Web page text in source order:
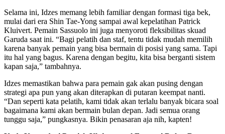
Selama ini, Idzes memang lebih familiar dengan formasi tiga bek,
mulai dari era Shin Tae-Yong sampai awal kepelatihan Patrick
Kluivert. Pemain Sassuolo ini juga menyoroti fleksibilitas skuad
Garuda saat ini. “Bagi pelatih dan staf, tentu tidak mudah memilih
karena banyak pemain yang bisa bermain di posisi yang sama. Tapi
itu hal yang bagus. Karena dengan begitu, kita bisa berganti sistem
kapan saja,” tambahnya.
Idzes memastikan bahwa para pemain gak akan pusing dengan
strategi apa pun yang akan diterapkan di putaran keempat nanti.
“Dan seperti kata pelatih, kami tidak akan terlalu banyak bicara soal
bagaimana kami akan bermain bulan depan. Jadi semua orang
tunggu saja,” pungkasnya. Bikin penasaran aja nih, kapten!